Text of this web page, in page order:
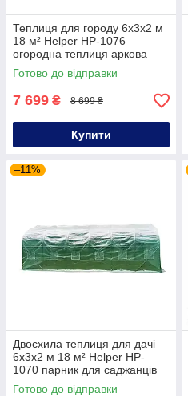
Теплиця для городу 6х3х2 м
18 м² Helper HP-1076
огородна теплиця аркова
теплиця-парник для рослин
Готово до відправки
7 699 ₴ 8 699 ₴
Купити
–11%
Двосхила теплиця для дачі
6х3х2 м 18 м² Helper HP-
1070 парник для саджанців
теплиця для розсади
Готово до відправки